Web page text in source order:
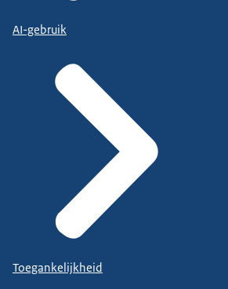
AI-gebruik
Toegankelijkheid